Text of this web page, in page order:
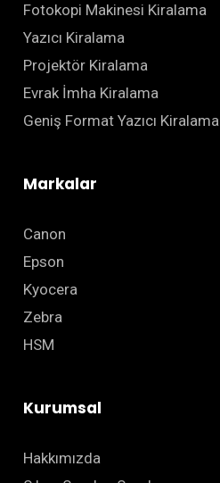
Fotokopi Makinesi Kiralama
Yazıcı Kiralama
Projektör Kiralama
Evrak İmha Kiralama
Geniş Format Yazıcı Kiralama
Markalar
Canon
Epson
Kyocera
Zebra
HSM
Kurumsal
Hakkımızda